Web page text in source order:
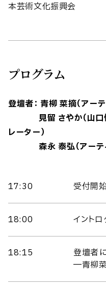
本芸術文化振興会
プログラム
登壇者： 青柳 菜摘（アーテ
見留 さやか（山口情
レーター）
森永 泰弘（アーティ
17:30 受付開
18:00 イントロ
18:15
登壇者
―青柳菜